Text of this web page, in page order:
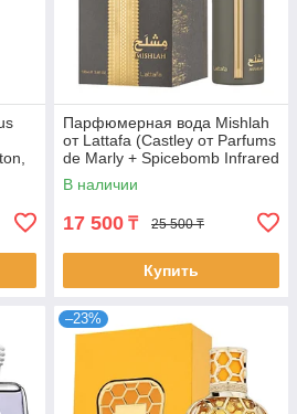
Парфюмерная вода Mishlah
от Lattafa (Castley от Parfums
de Marly + Spicebomb Infrared
от Viktor&Rolf, 100 мл)
В наличии
17 500 ₸ 25 500 ₸
Купить
–23%